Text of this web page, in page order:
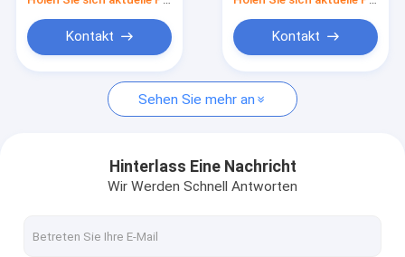
Kontakt Kontakt
Sehen Sie mehr an
Hinterlass Eine Nachricht
Wir Werden Schnell Antworten